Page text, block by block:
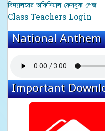
বিদ্যালয়ের অফিসিয়াল ফেসবুক পেজ
Class Teachers Login
National Anthem
Important